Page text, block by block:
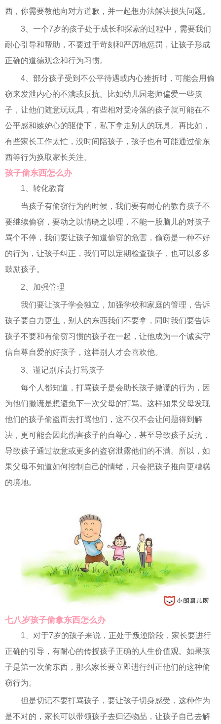
西，你需要教他向对方道歉，并一起想办法解决损失问题。
3、一个7岁的孩子处于成长和探索的过程中，需要我们
耐心引导和帮助，不要过于苛刻和严厉地惩罚，让孩子形成
正确的道德观念和行为习惯。
4、部分孩子受到不公平待遇或内心挫折时，可能会用偷
窃来发泄内心的不满或反抗。比如幼儿园老师偏爱一些孩
子，让他们随意玩玩具，有些相对受冷落的孩子就可能在不
公平感和嫉妒心的驱使下，私下拿走别人的玩具。再比如，
有些家长工作太忙，没时间陪孩子，孩子也有可能通过偷东
西等行为换取家长关注。
孩子偷东西怎么办
1、转化教育
当孩子有偷窃行为的时候，我们要有耐心的教育孩子不
要继续偷窃，要动之以情晓之以理，不能一股脑儿的对孩子
骂个不停，我们要让孩子知道偷窃的危害，偷窃是一种不好
的行为，让孩子纠正，我们可以定期检查孩子，也可以多多
鼓励孩子。
2、加强管理
我们要让孩子学会独立，加强学校和家庭的管理，告诉
孩子要自力更生，别人的东西我们不要拿，同时我们要告诉
孩子不要和有偷窃习惯的孩子在一起，让他成为一个诚实守
信自尊自爱的好孩子，这样别人才会喜欢他。
3、谨记别斥责打骂孩子
每个人都知道，打骂孩子是会助长孩子撒谎的行为，因
为他们撒谎是想避免下一次父母的打骂。这样如果父母发现
他们的孩子偷盗而去打骂他们，这不仅不会让问题得到解
决，更可能会因此伤害孩子的自尊心，甚至导致孩子反抗，
导致孩子通过故意或更多的盗窃泄露他们的不满。所以，如
果父母不知道如何控制自己的情绪，只会把孩子推向更糟糕
的境地。
七八岁孩子偷拿东西怎么办
1、对于7岁的孩子来说，正处于叛逆阶段，家长要进行
正确的引导，有耐心的传授孩子正确的人生价值观。如果孩
子是第一次偷东西，那么家长要立即进行纠正他们的这种偷
窃行为。
但是切记不要打骂孩子，要让孩子切身感受，这种作为
是不对的，家长可以带领孩子去归还物品，让孩子自己去解